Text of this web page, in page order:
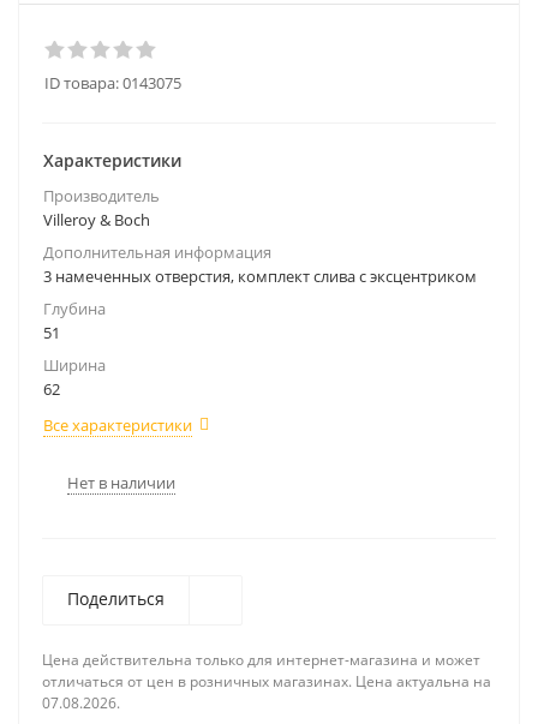
ID товара:0143075
Характеристики
Производитель
Villeroy & Boch
Дополнительная информация
3 намеченных отверстия, комплект слива с эксцентриком
Глубина
51
Ширина
62
Все характеристики
Нет в наличии
Поделиться
Цена действительна только для интернет-магазина и может
отличаться от цен в розничных магазинах. Цена актуальна на
07.08.2026.